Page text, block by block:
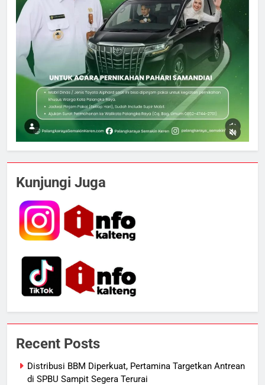
Kunjungi Juga
Recent Posts
Distribusi BBM Diperkuat, Pertamina Targetkan Antrean
di SPBU Sampit Segera Terurai
5
Tak Ada Lagi Pajak Terlewat, GIS
ECONOMY
6
Lulusan Siap Kerja Melalui
Program Magang Berdampak
ECONOMY
Permukiman di Pasar Besar
Palangka Raya, Diduga Sengaja
Dibakar Penghuninya
HUKUM DAN KRIMINAL